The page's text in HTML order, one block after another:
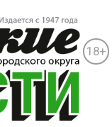
18+